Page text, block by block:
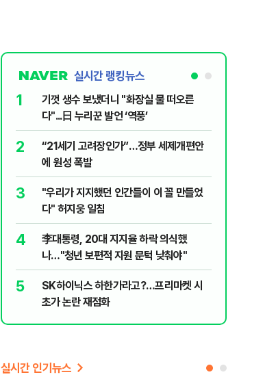
실시간 랭킹뉴스
1
기껏 생수 보냈더니 "화장실 물 떠오른
다"...日 누리꾼 발언 ‘역풍’
2
“21세기 고려장인가”…정부 세제개편안
에 원성 폭발
3
"우리가 지지했던 인간들이 이 꼴 만들었
다" 허지웅 일침
4
李대통령, 20대 지지율 하락 의식했
나…"청년 보편적 지원 문턱 낮춰야"
5
SK하이닉스 하한가라고?…프리마켓 시
초가 논란 재점화
실시간 인기뉴스